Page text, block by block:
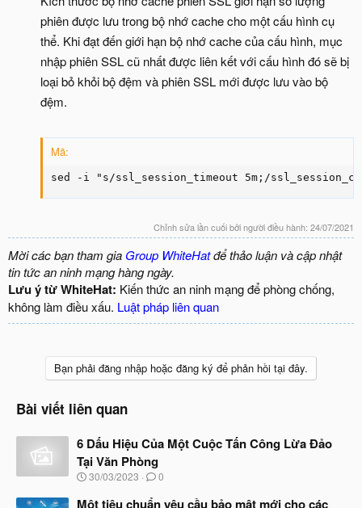
phiên được lưu trong bộ nhớ cache cho một cấu hình cụ
thể. Khi đạt đến giới hạn bộ nhớ cache của cấu hình, mục
nhập phiên SSL cũ nhất được liên kết với cấu hình đó sẽ bị
loại bỏ khỏi bộ đệm và phiên SSL mới được lưu vào bộ
đệm.
Mã:
sed -i "s/ssl_session_timeout 5m;/
Chỉnh sửa lần cuối bởi người điều hành: 24/07/2021
Mời các bạn tham gia Group WhiteHatđể thảo luận và cập nhật
tin tức an ninh mạng hàng ngày.
Lưu ý từ WhiteHat: Kiến thức an ninh mạng để phòng chống,
không làm điều xấu. Luật pháp liên quan
Bạn phải đăng nhập hoặc đăng ký để phản hồi tại đây.
Bài viết liên quan
6 Dấu Hiệu Của Một Cuộc Tấn Công Lừa Đảo
Tại Văn Phòng
N
à
30/03/2023 0
Một tiêu chuẩn yêu cầu bảo mật mới cho các